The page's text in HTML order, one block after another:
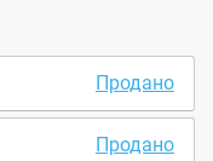
Продано
Продано